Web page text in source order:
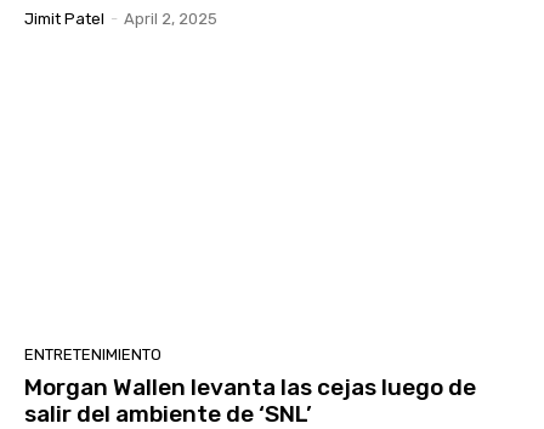
Jimit Patel - April 2, 2025
ENTRETENIMIENTO
Morgan Wallen levanta las cejas luego de
salir del ambiente de ‘SNL’